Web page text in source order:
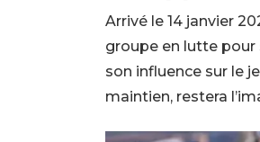
Arrivé le 14 janvier
groupe en lutte pour
son influence sur le
maintien, restera